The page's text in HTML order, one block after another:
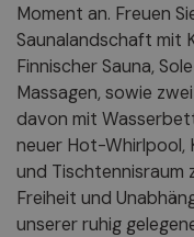
Moment an. Freuen
Saunalandschaft mit
Finnischer Sauna,
Massagen, sowie
davon mit
neuer Hot-Whirlpool,
und Tischtennisraum
Freiheit und
unserer ruhig